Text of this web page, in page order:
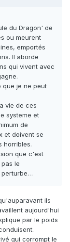
du Dragon' de
ou meurent
emportés
Il aborde
qui vivent avec
que je ne peut
vie de ces
systeme et
de
et doivent se
horribles.
que c'est
le
perturbe…
ils
aujourd'hui
par le poids
qui corrompt le